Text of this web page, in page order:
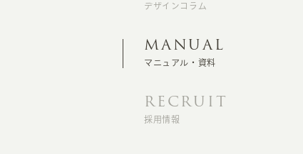
デザインコラム
MANUAL
マニュアル・資料
RECRUIT
採用情報